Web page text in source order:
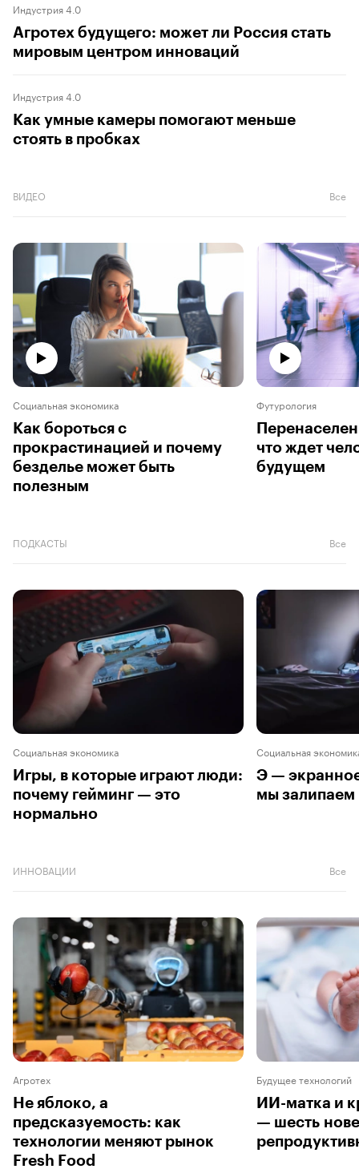
ВИДЕО Все
Социальная экономика
Как бороться с
прокрастинацией и почему
безделье может быть
полезным
Футурология
что ждет
будущем
Индустрия 4.0
Агротех будущего: может ли Россия стать
мировым центром инноваций
Индустрия 4.0
Как умные камеры помогают меньше
стоять в пробках
ПОДКАСТЫ Все
Социальная экономика
Игры, в которые играют люди:
почему гейминг — это
нормально
Социальная
Э —
мы залипаем
ИННОВАЦИИ Все
Агротех
Не яблоко, а
предсказуемость: как
технологии меняют рынок
Fresh Food
Будущее технологий
ИИ-матка и
— шесть